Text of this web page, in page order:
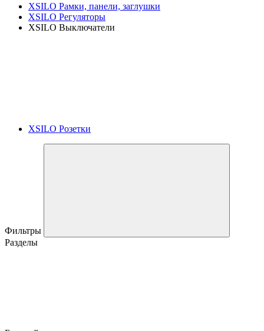
XSILO Рамки, панели, заглушки
XSILO Регуляторы
XSILO Выключатели
XSILO Розетки
Фильтры
Разделы